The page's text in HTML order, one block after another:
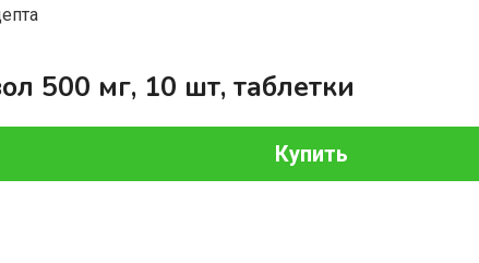
500 мг, 10 шт, таблетки
Купить